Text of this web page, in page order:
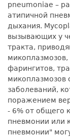
pneumoniae –
атипичной
дыхания.
вызывающих у
тракта,
фарингитов,
микоплазмозов
заболеваний,
поражением
- 6% от общего
пневмонии или
пневмонии"